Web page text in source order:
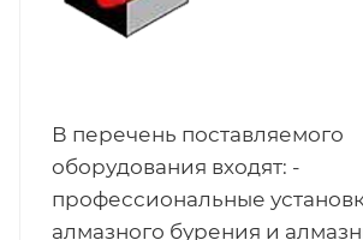
В перечень поставляемого
оборудования входят: -
профессиональные
алмазного бурения и